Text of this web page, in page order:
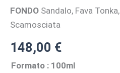
FONDO Sandalo, Fava
Scamosciata
148,00 €
Formato : 100ml